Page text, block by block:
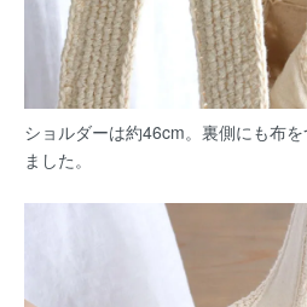
ショルダーは約46cm。裏側にも布
ました。